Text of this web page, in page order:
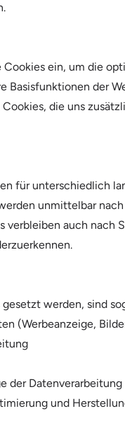
ein, um die
Basisfunktionen der
die uns
für unterschiedlich
unmittelbar
verbleiben auch nach
werden, sind
(Werbeanzeige,
der
und